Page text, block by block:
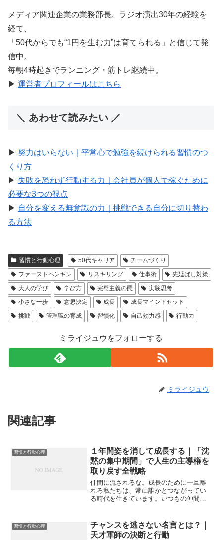
メディア関連企業の業務部長。ラジオ演出30年の経験を
経て、
「50代からでも“1円を生む力”は育てられる」と信じて発
信中。
毎朝4時起きでランニング・筋トレ継続中。
▶︎ 運営者プロフィールはこちら
＼ あわせて読みたい ／
▶︎ 努力はいらない｜平常心で勉強を続けられる習慣のつ
くり方
▶︎ 失敗を恐れず行動する力｜会社員が個人で稼ぐために
必要な3つの視点
▶︎ 自分を変える無意識の力｜挑戦できる自分に切り替わ
る方法
習慣と行動心理 50代キャリア
チームづくり
ファーストペンギン
リスキリング 仕事術
先延ばし対策
大人の学び
学び方 完璧主義の罠
実験思考
小さな一歩
意思決定 成長
成長マインドセット
挑戦
管理職の育成 習慣化 自己効力感 行動力
ミライジュウをフォローする
ミライジュウ
関連記事
習慣と行動心理
１年間姿を消して成長する｜「沈
黙の集中期間」で人生の主導権を
取り戻す全戦略
仲間に流されるな。成長のために一旦離
れろ私たちは、常に誰かとつながってい
る時代を生きています。いつもの仲間と
れる時間かもしれません。しかし、その
「居心地の良さ」こそが、...
習慣と行動心理
チャンスを逃さない名言とは？｜
天才軍師の決断と行動